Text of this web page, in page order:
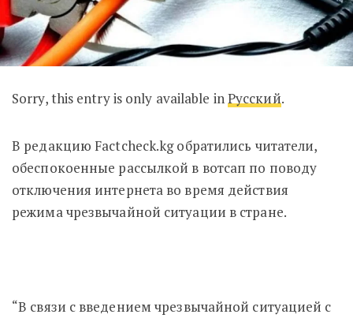
Sorry, this entry is only available inРусский.
В редакцию Factcheck.kg обратились читатели,
обеспокоенные рассылкой в вотсап по поводу
отключения интернета во время действия
режима чрезвычайной ситуации в стране.
“В связи с введением чрезвычайной ситуацией с